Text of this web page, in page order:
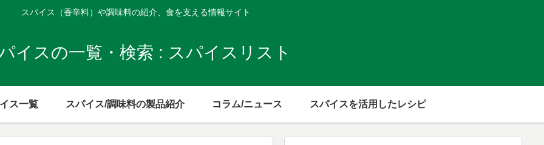
スパイス（香辛料）や調味料の紹介、食を支える情報サイト
イスの一覧・検索 : スパイスリスト
ス一覧 スパイス/調味料の製品紹介 コラム/ニュース スパイスを活用したレシピ